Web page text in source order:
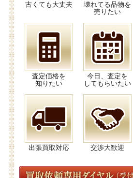
古くても大丈夫
壊れてる品物を
売りたい
査定価格を
知りたい
今日、査定を
してもらいたい
出張買取対応 交渉大歓迎